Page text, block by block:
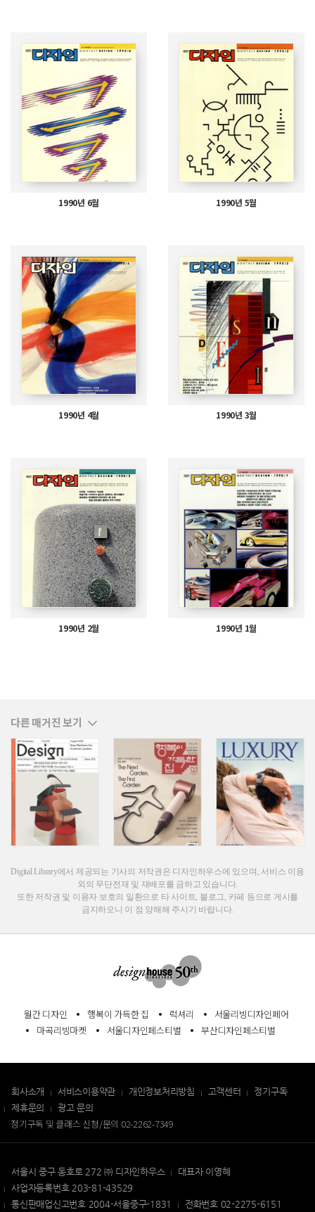
1990년 6월 1990년 5월
1990년 4월 1990년 3월
1990년 2월 1990년 1월
다른 매거진 보기
Digital Library에서 제공되는 기사의 저작권은 디자인하우스에 있으며, 서비스 이용
외의 무단전재 및 재배포를 금하고 있습니다.
또한 저작권 및 이용자 보호의 일환으로 타 사이트, 블로그, 카페 등으로 게시를
금지하오니 이 점 양해해 주시기 바랍니다.
월간 디자인 행복이 가득한 집 럭셔리
서울리빙디자인페어
마곡리빙마켓
서울디자인페스티벌 부산디자인페스티벌
회사소개 서비스이용약관 개인정보처리방침 고객센터
정기구독
제휴문의
광고 문의
정기구독 및 클래스 신청/문의 02-2262-7349
서울시 중구 동호로 272 ㈜ 디자인하우스
대표자 이영혜
사업자등록번호 203-81-43529
통신판매업신고번호 2004-서울중구-1831
전화번호 02-2275-6151